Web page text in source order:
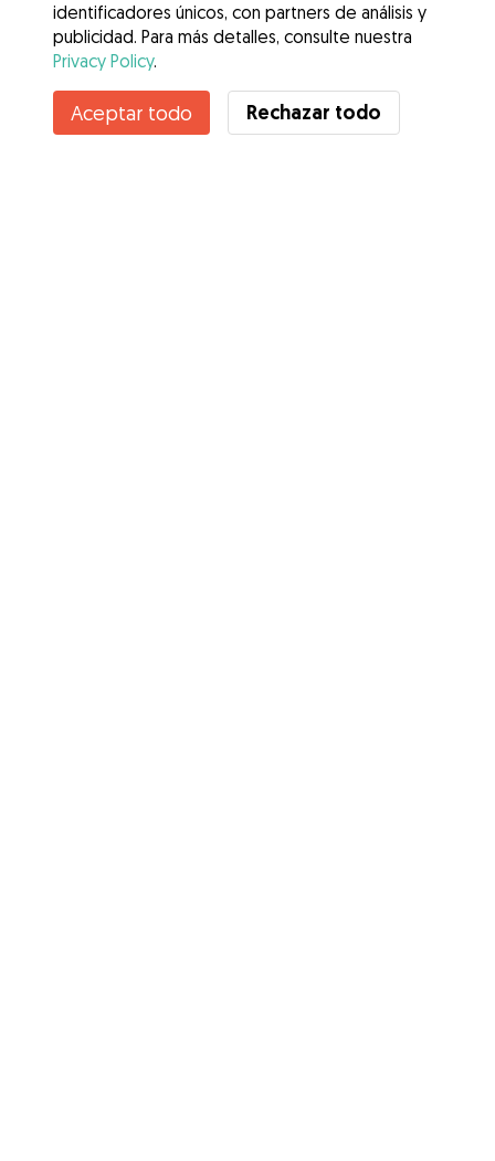
Contacta con Concha
¿Conoces los Beneficios de Gudog? Ver más
identificadores únicos, con partners de análisis y
publicidad. Para más detalles, consulte nuestra
Privacy Policy.
Aceptar todo Rechazar todo